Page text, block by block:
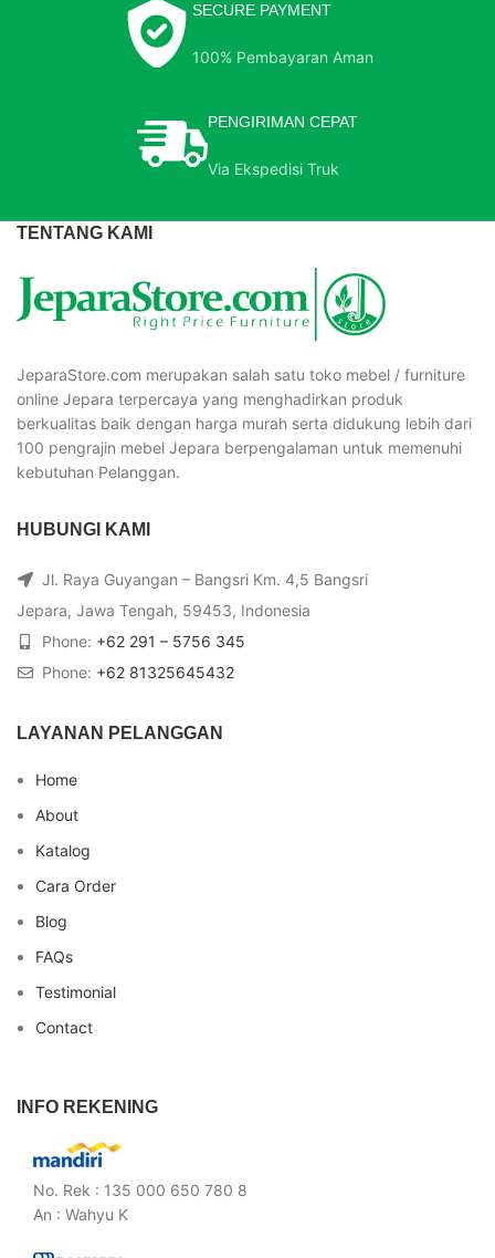
SECURE PAYMENT
100% Pembayaran Aman
PENGIRIMAN CEPAT
Via Ekspedisi Truk
TENTANG KAMI
JeparaStore.com merupakan salah satu toko mebel / furniture
online Jepara terpercaya yang menghadirkan produk
berkualitas baik dengan harga murah serta didukung lebih dari
100 pengrajin mebel Jepara berpengalaman untuk memenuhi
kebutuhan Pelanggan.
HUBUNGI KAMI
Jl. Raya Guyangan – Bangsri Km. 4,5 Bangsri
Jepara, Jawa Tengah, 59453, Indonesia
Phone: +62 291 – 5756 345
Phone: +62 81325645432
LAYANAN PELANGGAN
Home
About
Katalog
Cara Order
Blog
FAQs
Testimonial
Contact
INFO REKENING
No. Rek : 135 000 650 780 8
An : Wahyu K